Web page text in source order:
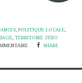
, POLITIQUE LOCALE,
,TERRITOIRE ZÉRO
SHARE